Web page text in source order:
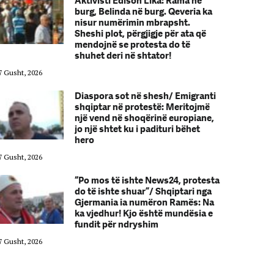
burg, Belinda në burg. Qeveria ka
nisur numërimin mbrapsht.
Sheshi plot, përgjigje për ata që
mendojnë se protesta do të
shuhet deri në shtator!
Gusht, 2026
Diaspora sot në shesh/ Emigranti
shqiptar në protestë: Meritojmë
një vend në shoqërinë europiane,
jo një shtet ku i padituri bëhet
hero
Gusht, 2026
“Po mos të ishte News24, protesta
do të ishte shuar”/ Shqiptari nga
Gjermania ia numëron Ramës: Na
ka vjedhur! Kjo është mundësia e
fundit për ndryshim
Gusht, 2026